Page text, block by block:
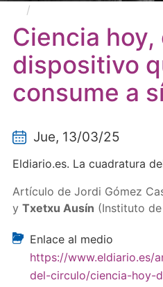
Ciencia hoy,
dispositivo
consume a
Jue, 13/03/25
Eldiario.es. La cuadratura
Artículo de Jordi Gómez
y Txetxu Ausín (Instituto
Enlace al medio
https://www.eldiario.es/
del-circulo/ciencia-hoy-